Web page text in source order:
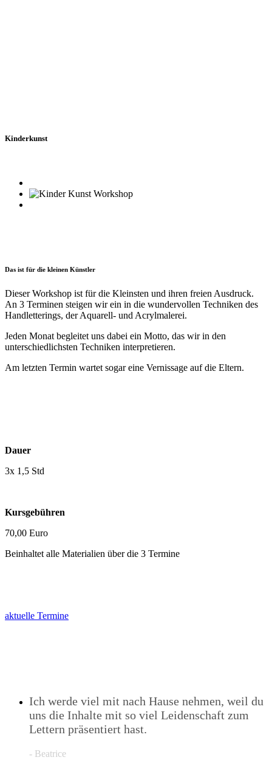
Kinderkunst
Das ist für die kleinen Künstler
Dieser Workshop ist für die Kleinsten und ihren freien Ausdruck.
An 3 Terminen steigen wir ein in die wundervollen Techniken des
Handletterings, der Aquarell- und Acrylmalerei.
Jeden Monat begleitet uns dabei ein Motto, das wir in den
unterschiedlichsten Techniken interpretieren.
Am letzten Termin wartet sogar eine Vernissage auf die Eltern.
Dauer
3x 1,5 Std
Kursgebühren
70,00 Euro
Beinhaltet alle Materialien über die 3 Termine
aktuelle Termine
Ich werde viel mit nach Hause nehmen, weil du
uns die Inhalte mit so viel Leidenschaft zum
Lettern präsentiert hast.
- Beatrice